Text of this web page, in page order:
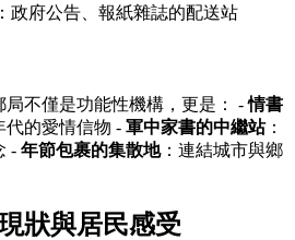
政府公告、報紙雜誌的配送站
局不僅是功能性機構，更是： -情書
代的愛情信物 - 軍中家書的中繼站：
- 年節包裹的集散地：連結城市與鄉
狀與居民感受